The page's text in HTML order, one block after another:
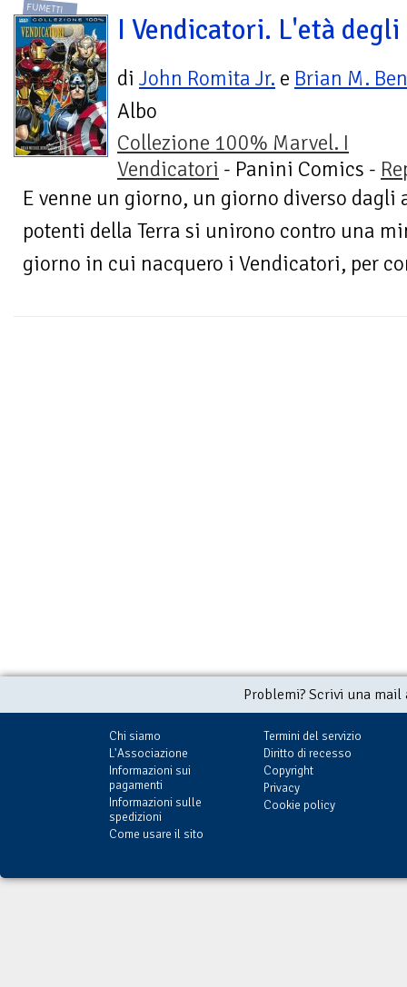
FUMETTI
I Vendicatori. L'età degli
di John Romita Jr. e Brian M.
Albo
Collezione 100% Marvel. I
Vendicatori - Panini Comics -
E venne un giorno, un giorno diverso
potenti della Terra si unirono contro una
giorno in cui nacquero i Vendicatori, per
Problemi? Scrivi una
Chi siamo
L'Associazione
Informazioni sui
pagamenti
Informazioni sulle
spedizioni
Come usare il sito
Termini del servizio
Diritto di recesso
Copyright
Privacy
Cookie policy